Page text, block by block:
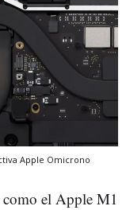
Apple Omicrono
como el Apple M1